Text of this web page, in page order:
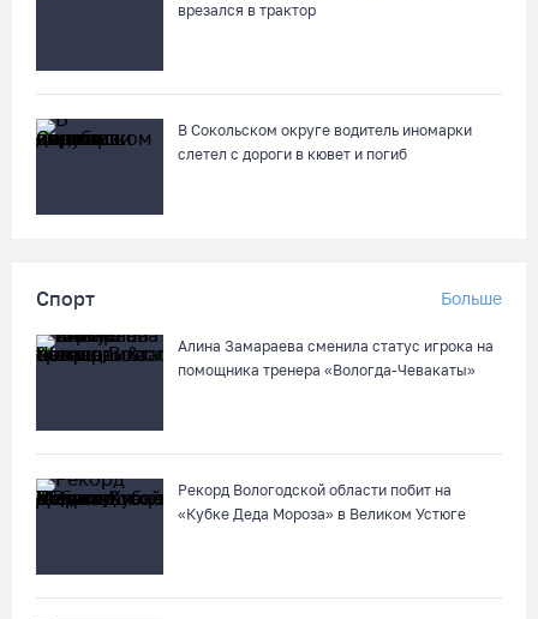
врезался в трактор
В Сокольском округе водитель иномарки
слетел с дороги в кювет и погиб
Спорт Больше
Алина Замараева сменила статус игрока на
помощника тренера «Вологда-Чевакаты»
Рекорд Вологодской области побит на
«Кубке Деда Мороза» в Великом Устюге